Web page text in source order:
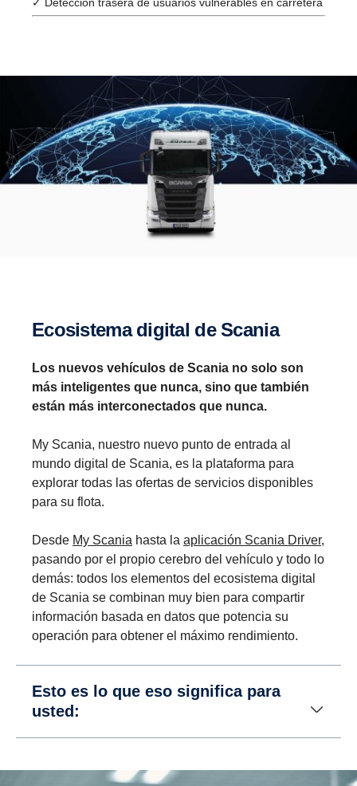
Ecosistema digital de Scania
Los nuevos vehículos de Scania no solo son
más inteligentes que nunca, sino que también
están más interconectados que nunca.
My Scania, nuestro nuevo punto de entrada al
mundo digital de Scania, es la plataforma para
explorar todas las ofertas de servicios disponibles
para su flota.
Desde My Scania hasta la aplicación Scania Driver,
pasando por el propio cerebro del vehículo y todo lo
demás: todos los elementos del ecosistema digital
de Scania se combinan muy bien para compartir
información basada en datos que potencia su
operación para obtener el máximo rendimiento.
Esto es lo que eso significa para
usted: